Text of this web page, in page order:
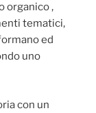
organico ,
tematici,
ed
uno
con un